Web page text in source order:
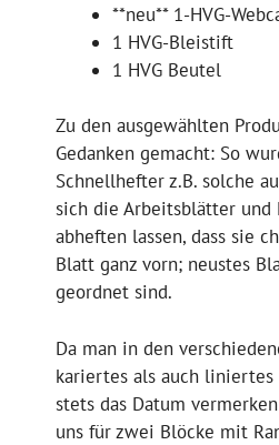
**neu** 1-HVG-
1 HVG-Bleistift
1 HVG Beutel
Zu den ausgewählten
Gedanken gemacht: So
Schnellhefter z.B. solche
sich die Arbeitsblätter und
abheften lassen, dass sie
Blatt ganz vorn; neustes
geordnet sind.
Da man in den
kariertes als auch
stets das Datum
uns für zwei Blöcke mit